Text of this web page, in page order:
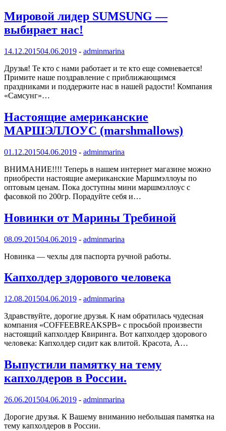
Мировой лидер SUMSUNG —
выбирает нас!
14.12.201504.06.2019 - adminmarina
Друзья! Те кто с нами работает и те кто еще сомневается!
Примите наше поздравление с приближающимся
праздниками и поддержите нас в нашей радости! Компания
«Самсунг»…
Настоящие американские
МАРШЭЛЛОУС (marshmallows)
01.12.201504.06.2019 - adminmarina
ВНИМАНИЕ!!!! Теперь в нашем интернет магазине можно
приобрести настоящие американские Маршмэллоуы по
оптовым ценам. Пока доступны мини маршмэллоус с
фасовкой по 200гр. Порадуйте себя и…
Новинки от Марины Требиной
08.09.201504.06.2019 - adminmarina
Новинка — чехлы для паспорта ручной работы.
Капхолдер здорового человека
12.08.201504.06.2019 - adminmarina
Здравствуйте, дорогие друзья. К нам обратилась чудесная
компания «COFFEEBREAKSPB» с просьбой произвести
настоящий капхолдер Квиринга. Вот капхолдер здорового
человека: Капхолдер сидит как влитой. Красота, А…
Выпустили памятку на тему
капхолдеров в России.
26.06.201504.06.2019 - adminmarina
Дорогие друзья. К Вашему вниманию небольшая памятка на
тему капхолдеров в России.